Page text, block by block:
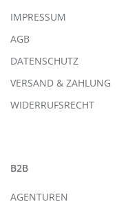
IMPRESSUM
AGB
DATENSCHUTZ
VERSAND & ZAHLUNG
WIDERRUFSRECHT
B2B
AGENTUREN